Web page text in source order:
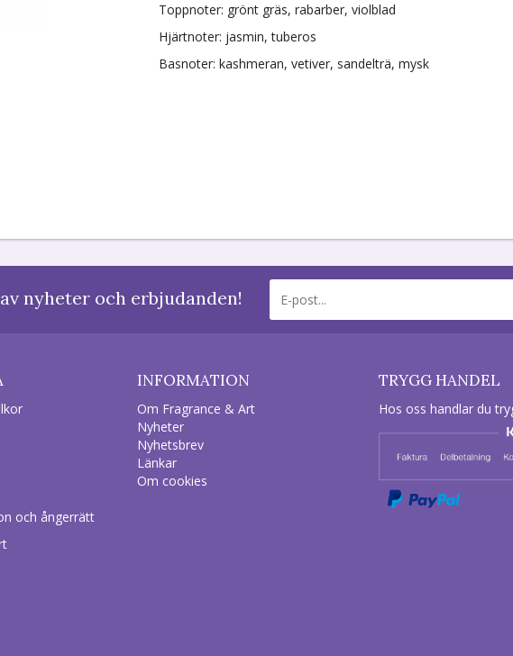
Toppnoter: grönt gräs, rabarber, violblad
Hjärtnoter: jasmin, tuberos
Basnoter: kashmeran, vetiver, sandelträ, mysk
nyheter och erbjudanden!
och ångerrätt
INFORMATION
Om Fragrance & Art
Nyheter
Nyhetsbrev
Länkar
Om cookies
TRYGG HANDEL
Hos oss handlar du